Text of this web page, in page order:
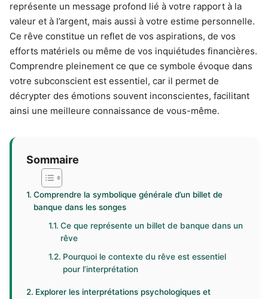
représente un message profond lié à votre rapport à la
valeur et à l’argent, mais aussi à votre estime personnelle.
Ce rêve constitue un reflet de vos aspirations, de vos
efforts matériels ou même de vos inquiétudes financières.
Comprendre pleinement ce que ce symbole évoque dans
votre subconscient est essentiel, car il permet de
décrypter des émotions souvent inconscientes, facilitant
ainsi une meilleure connaissance de vous-même.
Sommaire
Comprendre la symbolique générale d’un billet de
banque dans les songes
Ce que représente un billet de banque dans un
rêve
Pourquoi le contexte du rêve est essentiel
pour l’interprétation
Explorer les interprétations psychologiques et